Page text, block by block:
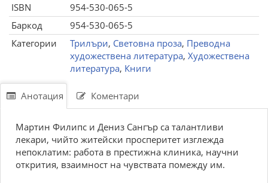
ISBN
954-530-065-5
Баркод
954-530-065-5
Категории
Трилъри, Световна проза, Преводна
художествена литература, Художествена
литература, Книги
Анотация Коментари
Мартин Филипс и Дениз Сангър са талантливи
лекари, чийто житейски просперитет изглежда
непоклатим: работа в престижна клиника, научни
открития, взаимност на чувствата помежду им.